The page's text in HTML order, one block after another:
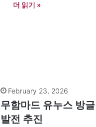
더 읽기 »
February 23, 2026
무함마드 유누스 방
발전 추진